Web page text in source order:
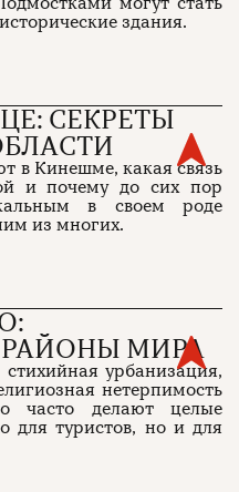
здания.
СЕКРЕТЫ
в Кинешме, какая связь
и почему до сих пор
в своем роде
из многих.
МИРА
стихийная урбанизация,
нетерпимость
часто делают целые
для туристов, но и для